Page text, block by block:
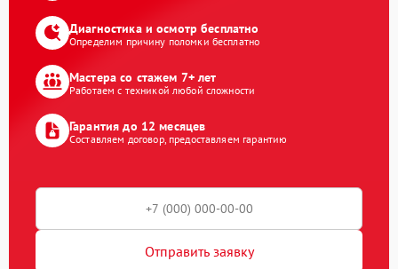
Диагностика и осмотр бесплатно
Определим причину поломки бесплатно
Мастера со стажем 7+ лет
Работаем с техникой любой сложности
Гарантия до 12 месяцев
Составляем договор, предоставляем гарантию
Отправить заявку